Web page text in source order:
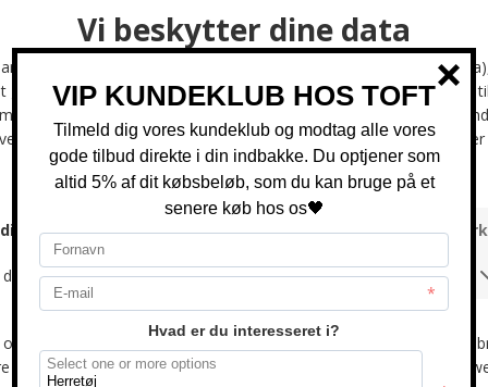
DKK 800,-
DKK 500,-
DKK 900,- DKK 700,-
Desoto - 82332 355 | K/Æ Skjorte Big Shells
DKK 700,-
-57%